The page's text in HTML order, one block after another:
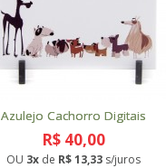
Azulejo Cachorro Digitais
R$ 40,00
OU 3x de R$ 13,33 s/juros